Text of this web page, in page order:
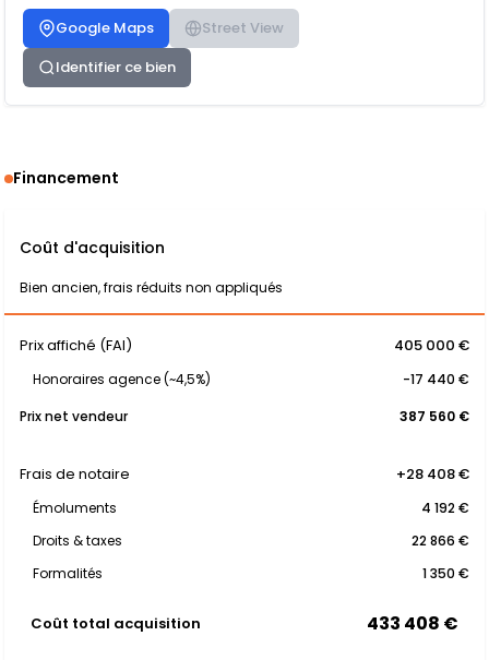
Google Maps
Street View
Identifier ce bien
Financement
Coût d'acquisition
Bien ancien, frais réduits non appliqués
Prix affiché (FAI) 405 000 €
Honoraires agence (~4,5%)
-17 440 €
Prix net vendeur
387 560 €
Frais de notaire +28 408 €
Émoluments
4 192 €
Droits & taxes
22 866 €
Formalités
1 350 €
Coût total acquisition 433 408 €